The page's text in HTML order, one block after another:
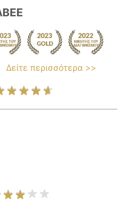
Δείτε περισσότερα >>